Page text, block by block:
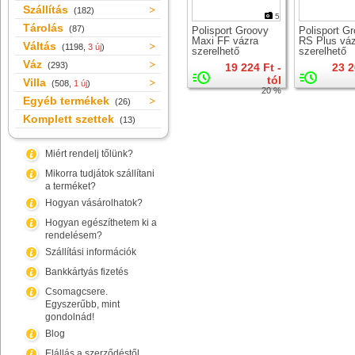
Szállítás (182)
Tárolás (87)
Váltás (1198, 3 új)
Váz (293)
Villa (508, 1 új)
Egyéb termékek (26)
Komplett szettek (13)
Miért rendelj tőlünk?
Mikorra tudjátok szállítani
a terméket?
Hogyan vásárolhatok?
Hogyan egészíthetem ki a
rendelésem?
Szállítási információk
Bankkártyás fizetés
Csomagcsere.
Egyszerűbb, mint
gondolnád!
Blog
5
Polisport Groovy
Maxi FF vázra
szerelhető
gyerekülés19 224 Ft -
tól
20 %
Polisport
RS Plus
szerelhető
gyerekülés
23